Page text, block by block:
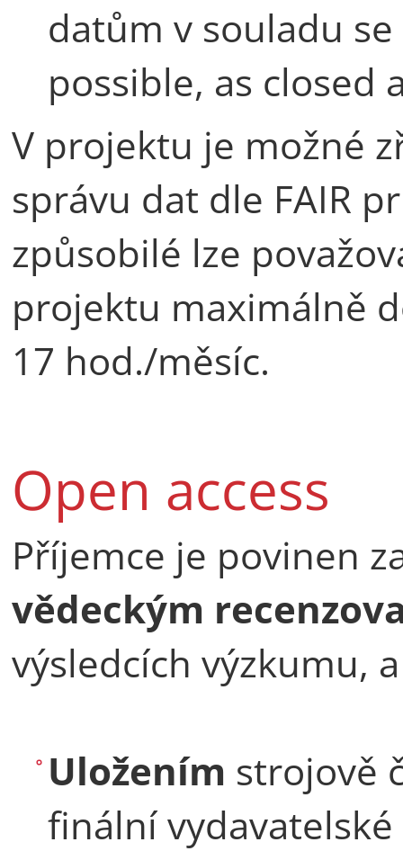
datům v souladu
possible, as closed
V projektu je možné
správu dat dle FAIR
způsobilé lze
projektu maximálně
17 hod./měsíc.
Open access
Příjemce je povinen
vědeckým
výsledcích výzkumu,
Uložením strojově
finální